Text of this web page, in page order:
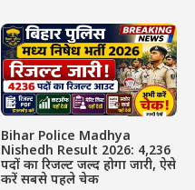
Bihar Police Madhya
Nishedh Result 2026: 4,236
पदों का रिजल्ट जल्द होगा जारी, ऐसे
करें सबसे पहले चेक